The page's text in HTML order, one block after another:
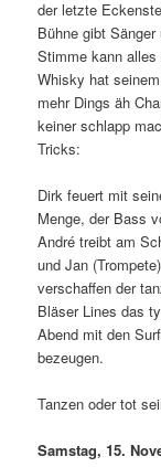
der letzte
Bühne gibt
Stimme kann alles
Whisky hat
mehr Dings äh
keiner schlapp
Tricks:
Dirk feuert mit
Menge, der Bass
André treibt am
und Jan
verschaffen der
Bläser Lines das
Abend mit den
bezeugen.
Tanzen oder tot
Samstag, 15.